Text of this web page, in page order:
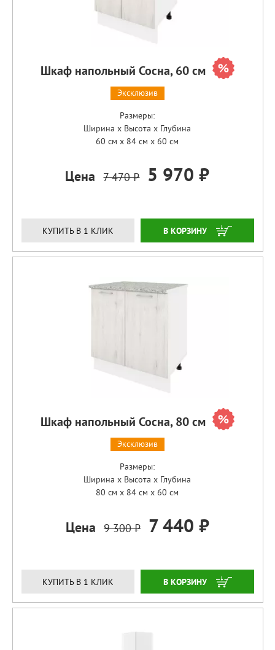
Шкаф напольный Сосна, 60 см
Эксклюзив
Размеры:
Ширина x Высота x Глубина
60 см x 84 см x 60 см
Цена 7 470 ₽ 5 970 ₽
КУПИТЬ В 1 КЛИК ЗАКАЗАТЬ
Шкаф напольный Сосна, 80 см
Эксклюзив
Размеры:
Ширина x Высота x Глубина
80 см x 84 см x 60 см
Цена 9 300 ₽ 7 440 ₽
КУПИТЬ В 1 КЛИК ЗАКАЗАТЬ